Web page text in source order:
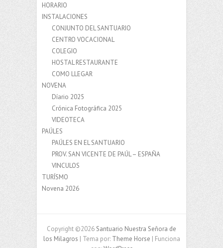
HORARIO
INSTALACIONES
CONJUNTO DEL SANTUARIO
CENTRO VOCACIONAL
COLEGIO
HOSTAL RESTAURANTE
COMO LLEGAR
NOVENA
Díario 2025
Crónica Fotográfica 2025
VIDEOTECA
PAÚLES
PAÚLES EN EL SANTUARIO
PROV. SAN VICENTE DE PAÚL – ESPAÑA
VINCULOS
TURÍSMO
Novena 2026
Copyright ©2026 Santuario Nuestra Señora de
los Milagros | Tema por: Theme Horse | Funciona